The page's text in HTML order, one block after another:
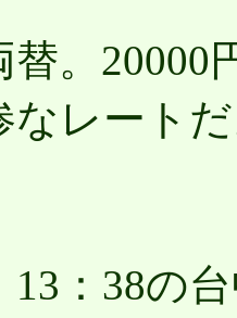
替。20000
なレート
：38の